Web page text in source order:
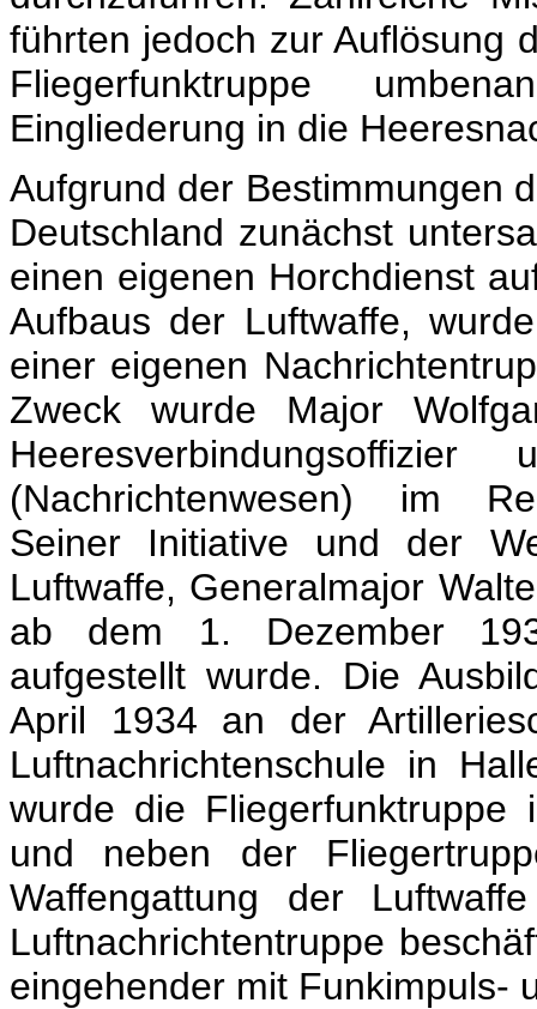
führten jedoch zur Auflösung
Fliegerfunktruppe
Eingliederung in die
Aufgrund der Bestimmungen
Deutschland zunächst
einen eigenen Horchdienst
Aufbaus der Luftwaffe,
einer eigenen
Zweck wurde Major
(Nachrichtenwesen) im
Seiner Initiative und der
Luftwaffe, Generalmajor
ab dem 1. Dezember
aufgestellt wurde. Die
April 1934 an der
Luftnachrichtenschule in
wurde die Fliegerfunktruppe
und neben der
Waffengattung der
Luftnachrichtentruppe
eingehender mit Funkimpuls-